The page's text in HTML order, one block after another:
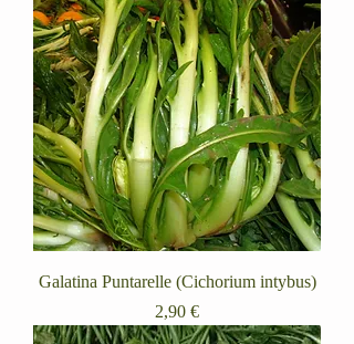
Galatina Puntarelle (Cichorium intybus)
Preis
2,90 €